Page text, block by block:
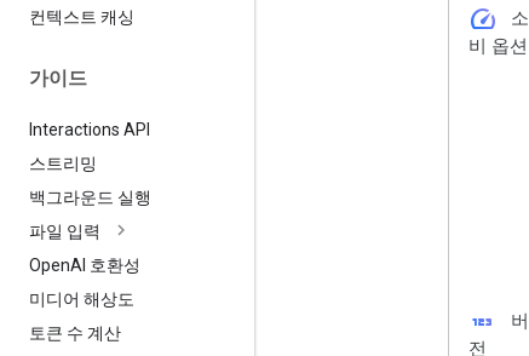
컨텍스트 캐싱
가이드
Interactions API
스트리밍
백그라운드 실행
파일 입력
OpenAI 호환성
미디어 해상도
토큰 수 계산
speed
소
비 옵션
123
버
전